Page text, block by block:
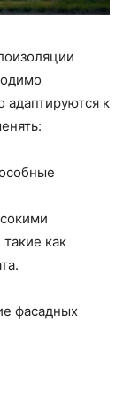
адаптируются к
как
фасадных